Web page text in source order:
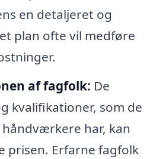
en detaljeret og
plan ofte vil medføre
af fagfolk: De
kvalifikationer, som de
har, kan
prisen. Erfarne fagfolk